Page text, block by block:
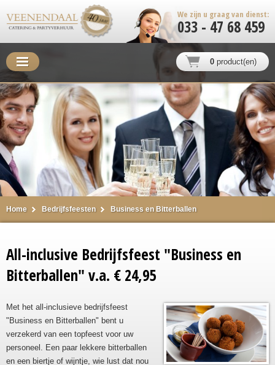
We zijn u graag van dienst:
033 - 47 68 459
0 product(en)
Home Bedrijfsfeesten Business en Bitterballen
All-inclusive Bedrijfsfeest "Business en
Bitterballen" v.a. € 24,95
Met het all-inclusieve bedrijfsfeest
"Business en Bitterballen" bent u
verzekerd van een topfeest voor uw
personeel. Een paar lekkere bitterballen
en een biertje of wijntje, wie lust dat nou